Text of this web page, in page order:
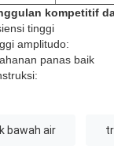
kompetitif
tinggi
amplitudo:
panas baik
bawah air